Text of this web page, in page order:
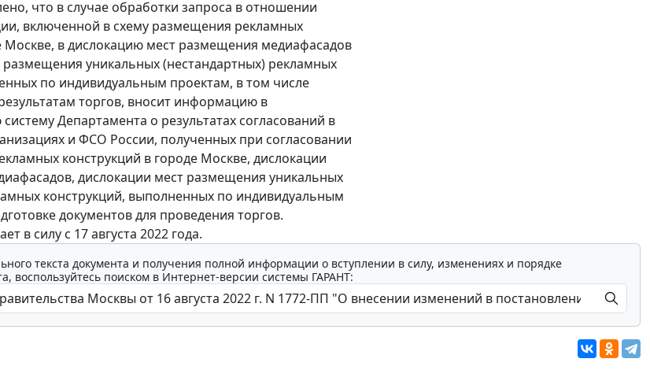
что в случае обработки запроса в отношении
включенной в схему размещения рекламных
Москве, в дислокацию мест размещения медиафасадов
уникальных (нестандартных) рекламных
по индивидуальным проектам, в том числе
торгов, вносит информацию в
Департамента о результатах согласований в
и ФСО России, полученных при согласовании
конструкций в городе Москве, дислокации
дислокации мест размещения уникальных
конструкций, выполненных по индивидуальным
документов для проведения торгов.
в силу с 17 августа 2022 года.
текста документа и получения полной информации о вступлении в силу, изменениях и порядке
воспользуйтесь поиском в Интернет-версии системы ГАРАНТ: